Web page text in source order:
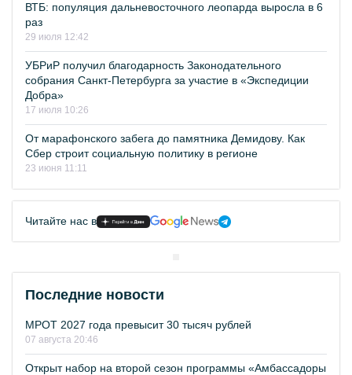
ВТБ: популяция дальневосточного леопарда выросла в 6
раз
29 июля 12:42
УБРиР получил благодарность Законодательного
собрания Санкт-Петербурга за участие в «Экспедиции
Добра»
17 июля 10:26
От марафонского забега до памятника Демидову. Как
Сбер строит социальную политику в регионе
23 июня 11:11
Читайте нас в
Последние новости
МРОТ 2027 года превысит 30 тысяч рублей
07 августа 20:46
Открыт набор на второй сезон программы «Амбассадоры